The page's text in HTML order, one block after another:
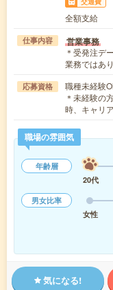
全額支給
仕事内容 営業事務
＊受発注デ
業務ではあ
応募資格
職種未経験
＊未経験の
時、キャリ
職場の雰囲気
年齢層
20代
男女比率
女性
気になる!